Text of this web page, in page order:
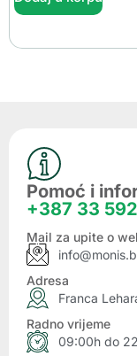
Pomoć i
+387 33
Mail za upite o
Adresa
Franca
Radno vrijeme
09:00h do